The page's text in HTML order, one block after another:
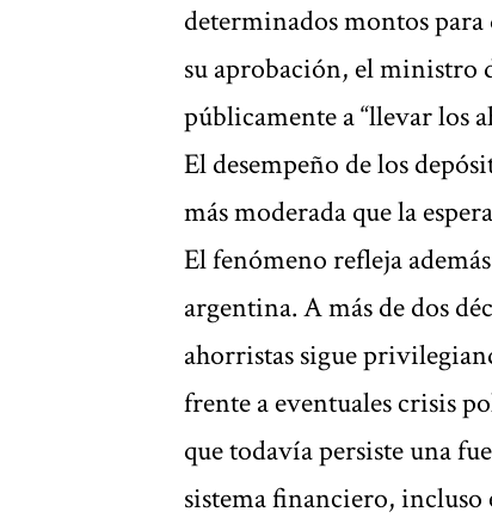
determinados montos
su aprobación, el ministro
públicamente a “llevar los
El desempeño de los
más moderada que la
El fenómeno refleja
argentina. A más de dos
ahorristas sigue
frente a eventuales crisis
que todavía persiste una
sistema financiero,